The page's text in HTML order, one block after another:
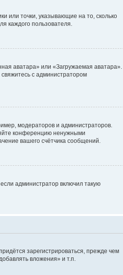
или точки, указывающие на то, сколько
каждого пользователя.
аватара» или «Загружаемая аватара».
с администратором
модераторов и администраторов.
конференцию ненужными
вашего счётчика сообщений.
администратор включил такую
зарегистрироваться, прежде чем
вложения» и т.п.